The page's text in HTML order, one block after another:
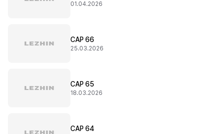
01.04.2026
CAP 66
25.03.2026
CAP 65
18.03.2026
CAP 64